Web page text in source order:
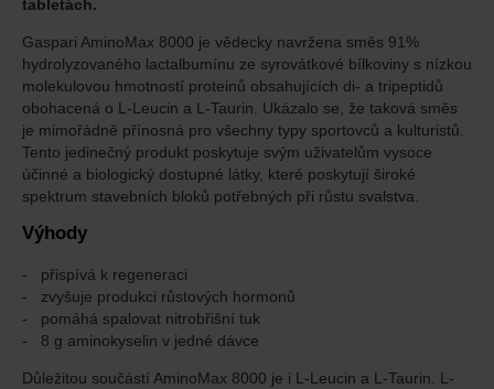
tabletách.
Gaspari AminoMax 8000 je vědecky navržena směs 91%
hydrolyzovaného lactalbumínu ze syrovátkové bílkoviny s nízkou
molekulovou hmotností proteinů obsahujících di- a tripeptidů
obohacená o L-Leucin a L-Taurin. Ukázalo se, že taková směs
je mimořádně přínosná pro všechny typy sportovců a kulturistů.
Tento jedinečný produkt poskytuje svým uživatelům vysoce
účinné a biologický dostupné látky, které poskytují široké
spektrum stavebních bloků potřebných při růstu svalstva.
Výhody
přispívá k regeneraci
zvyšuje produkci růstových hormonů
pomáhá spalovat nitrobřišní tuk
8 g aminokyselin v jedné dávce
Důležitou součástí AminoMax 8000 je i L-Leucin a L-Taurin. L-